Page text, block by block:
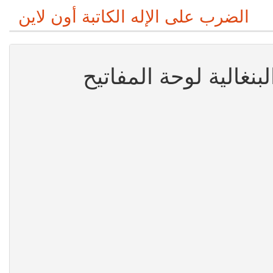
الضرب على الإله الكاتبة أون لاين
لوحة المفاتيح